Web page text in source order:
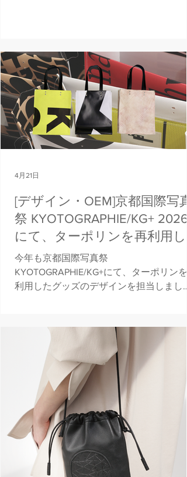
の鳥のモチーフ金具がさりげなくアクセン
トになっています。 ライトグレーとブラ
クの2色展開です。 A4ファイルも入り、
きめの内ポケットもあるため、日常的にお
使いいただけます。 ◻︎少し縦長のシルエ
トが特徴な巾着バッグ バッグのパターン
合わせて柄位置は綿密に擦り合わせて制作
しました。 オリジナルの金属モチーフや
いて可愛いです。 カワグチタクヤさんの
🙋 @tac_kk #カワグチタクヤ ◻︎OEMやデザ
インのご相談はお問い合わせからお願いし
ます ーーーーーーー 販売に関するお知ら
の登録 公式LINEの登録 ーーーーーーー
KENTO HASHIGUCHI HP: http://www.k
[デザイン・OEM]京都国際写真
祭 KYOTOGRAPHIE/KG+ 2026
にて、ターポリンを再利用し
グッズのデザインを担当
今年も京都国際写真祭
KYOTOGRAPHIE/KG+にて、ターポリンを
利用したグッズのデザインを担当しまし
催イベントならではのサスティナブルなプ
ロジェクトを運営しています。インフォメ
ーションセンターや、関連ショップにて数
量限定販売しています。 . International
Photography Festival KYOTOGRAPHIE 京
国際写真祭 13th Edition 2025.04.12 Sat. -
05.11 Sun. @kyotophonie_ @kgplus
@kentohashiguchi (c)Yuma Nishimura KG＋
SELECT 2023 西村祐馬｜Yuma Nishimura
"Savepoint" ーーーーーーー 販売に関する
知らせなどの受け取りは以下より メール
4月21日